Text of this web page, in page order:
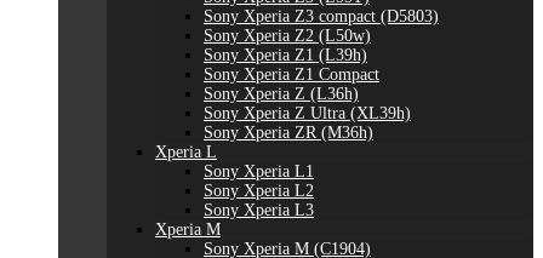
Sony Xperia Z3 compact (D5803)
Sony Xperia Z2 (L50w)
Sony Xperia Z1 (L39h)
Sony Xperia Z1 Compact
Sony Xperia Z (L36h)
Sony Xperia Z Ultra (XL39h)
Sony Xperia ZR (M36h)
Xperia L
Sony Xperia L1
Sony Xperia L2
Sony Xperia L3
Xperia M
Sony Xperia M (C1904)